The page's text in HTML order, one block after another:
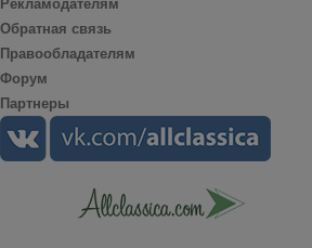
Рекламодателям
Обратная связь
Правообладателям
Форум
Партнеры